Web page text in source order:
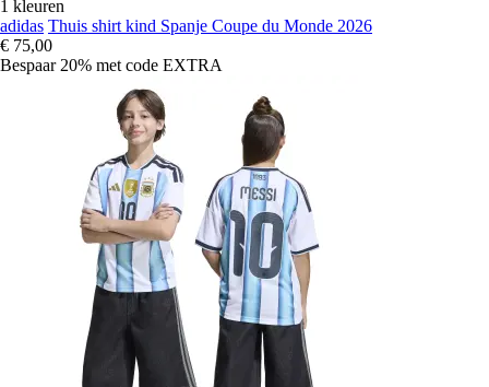
1 kleuren
adidas Thuis shirt kind Spanje Coupe du Monde 2026
€ 75,00
Bespaar 20% met code EXTRA